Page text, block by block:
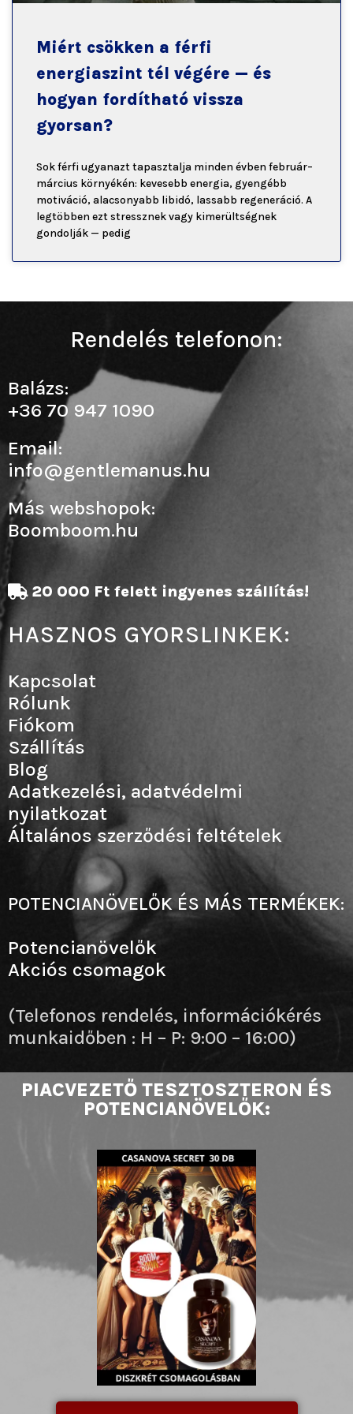
Miért csökken a férfi
energiaszint tél végére — és
hogyan fordítható vissza
gyorsan?
Sok férfi ugyanazt tapasztalja minden évben február–
március környékén: kevesebb energia, gyengébb
motiváció, alacsonyabb libidó, lassabb regeneráció. A
legtöbben ezt stressznek vagy kimerültségnek
gondolják — pedig
PIACVEZETŐ TESZTOSZTERON ÉS
POTENCIANÖVELŐK:
20 000 Ft felett ingyenes szállítás!
HASZNOS GYORSLINKEK:
Kapcsolat
Rólunk
Fiókom
Szállítás
Blog
Adatkezelési, adatvédelmi
nyilatkozat
Általános szerződési feltételek
POTENCIANÖVELŐK ÉS MÁS TERMÉKEK:
Potencianövelők
Akciós csomagok
(Telefonos rendelés, információkérés
munkaidőben : H – P: 9:00 – 16:00)
Rendelés telefonon:
Balázs:
+36 70 947 1090
Email:
info@gentlemanus.hu
Más webshopok:
Boomboom.hu